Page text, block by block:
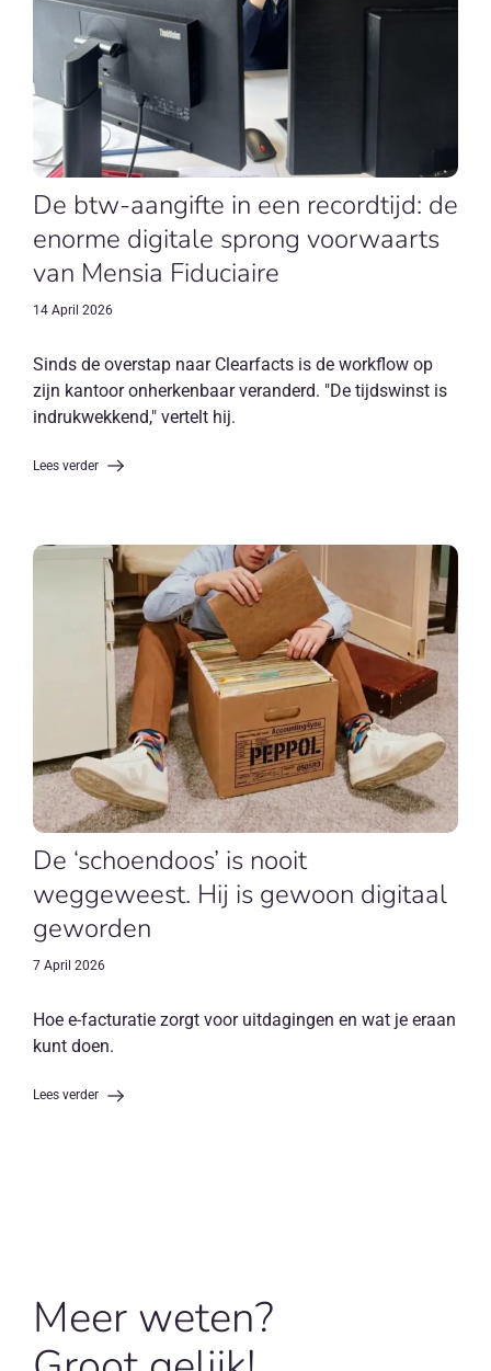
De btw-aangifte in een recordtijd: de
enorme digitale sprong voorwaarts
van Mensia Fiduciaire
14 April 2026
Sinds de overstap naar Clearfacts is de workflow op
zijn kantoor onherkenbaar veranderd. "De tijdswinst is
indrukwekkend," vertelt hij.
Lees verder
De ‘schoendoos’ is nooit
weggeweest. Hij is gewoon digitaal
geworden
7 April 2026
Hoe e-facturatie zorgt voor uitdagingen en wat je eraan
kunt doen.
Lees verder
Meer weten?